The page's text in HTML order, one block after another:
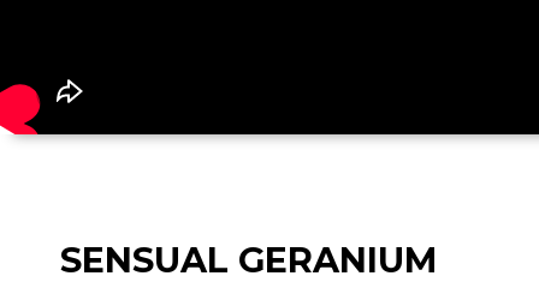
SENSUAL GERANIUM